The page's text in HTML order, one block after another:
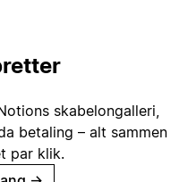
skabelongalleri,
betaling – alt sammen
par klik.